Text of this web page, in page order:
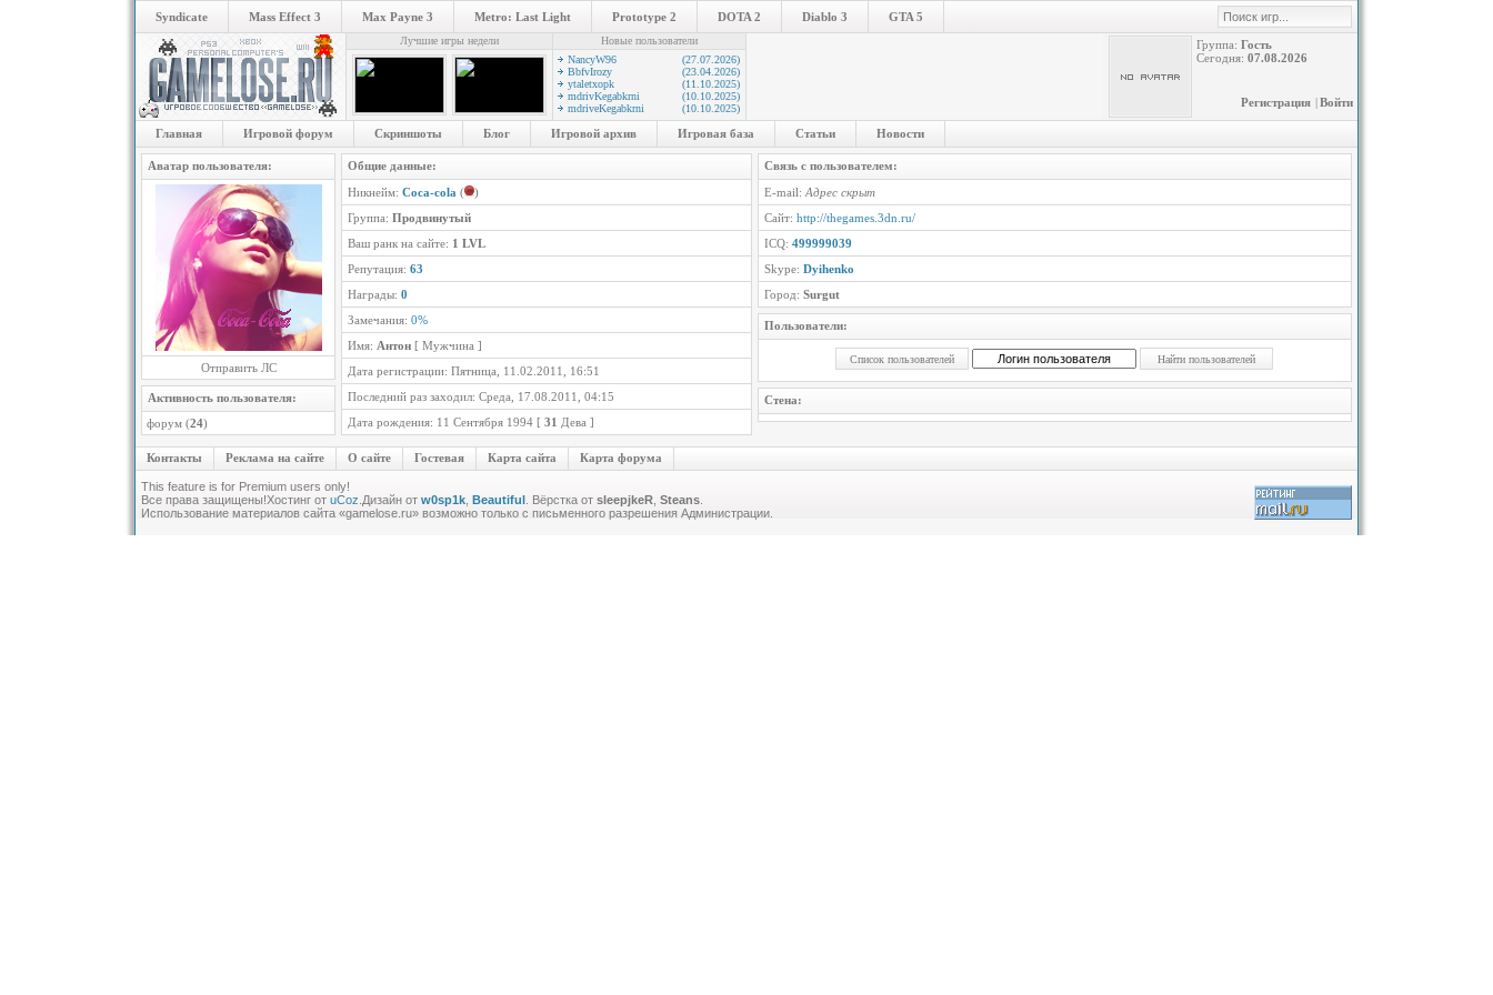
Syndicate Mass Effect 3 Max Payne 3 Metro: Last Light Prototype 2 DOTA 2 Diablo 3 GTA 5
Лучшие игры недели
Новые пользователи
NancyW96
(27.07.2026)
BbfvIrozy
(23.04.2026)
ytaletxopk
(11.10.2025)
mdrivKegabkrni
(10.10.2025)
mdriveKegabkrni
(10.10.2025)
Группа: Гость
Сегодня: 07.08.2026
Войти
|
Регистрация
Главная Игровой форум Скриншоты Блог Игровой архив Игровая база Статьи Новости
Аватар пользователя:
Отправить ЛС
Активность пользователя:
форум (24)
Общие данные:
Никнейм: Coca-cola (
)
Группа: Продвинутый
Ваш ранк на сайте: 1 LVL
Репутация: 63
Награды: 0
Замечания: 0%
Имя: Антон [ Мужчина ]
Дата регистрации: Пятница, 11.02.2011, 16:51
Последний раз заходил: Среда, 17.08.2011, 04:15
Дата рождения: 11 Сентября 1994 [ 31 Дева ]
Связь с пользователем:
E-mail: Адрес скрыт
Сайт: http://thegames.3dn.ru/
ICQ: 499999039
Skype: Dyihenko
Город: Surgut
Пользователи:
Стена:
Контакты Реклама на сайте О сайте Гостевая Карта сайта Карта форума
This feature is for Premium users only!
Все права защищены!Хостинг от uCoz .Дизайн от w0sp1k Beautiful . Вёрстка от sleepjkeR Steans
Использование материалов сайта «gamelose.ru» возможно только с письменного разрешения Администрации.